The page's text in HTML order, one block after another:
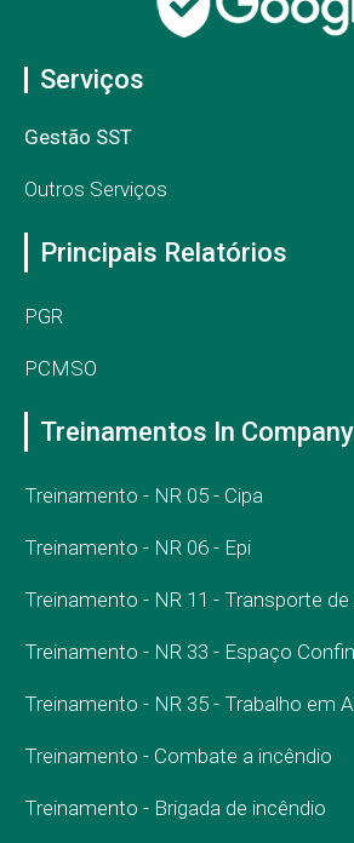
Serviços
Gestão SST
Outros Serviços
Principais Relatórios
PGR
PCMSO
Treinamentos In
Treinamento - NR 05 - Cipa
Treinamento - NR 06 - Epi
Treinamento - NR 11 - Transporte
Treinamento - NR 33 - Espaço
Treinamento - NR 35 - Trabalho em
Treinamento - Combate a incêndio
Treinamento - Brigada de incêndio